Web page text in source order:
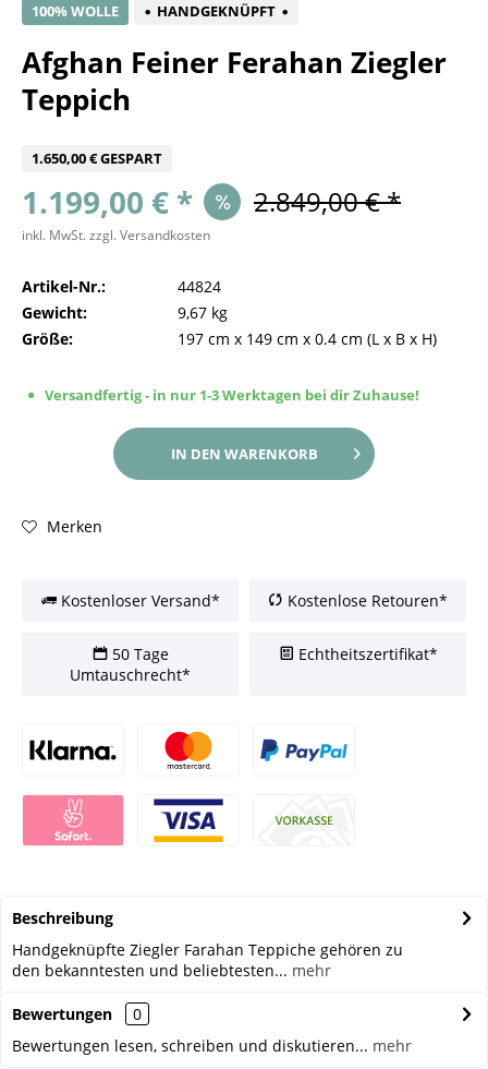
100% WOLLE HANDGEKNÜPFT
Afghan Feiner Ferahan Ziegler
Teppich
1.650,00 € GESPART
1.199,00 € * 2.849,00 € *
inkl. MwSt.zzgl. Versandkosten
Artikel-Nr.:
44824
Gewicht:
9,67 kg
Größe:
197 cm x 149 cm x 0.4 cm (L x B x H)
Versandfertig - in nur 1-3 Werktagen bei dir Zuhause!
IN DEN WARENKORB
Merken
Kostenloser Versand* Kostenlose Retouren*
50 Tage
Umtauschrecht*
Echtheitszertifikat*
Beschreibung
Handgeknüpfte Ziegler Farahan Teppiche gehören zu
den bekanntesten und beliebtesten... mehr
Bewertungen
0
Bewertungen lesen, schreiben und diskutieren... mehr